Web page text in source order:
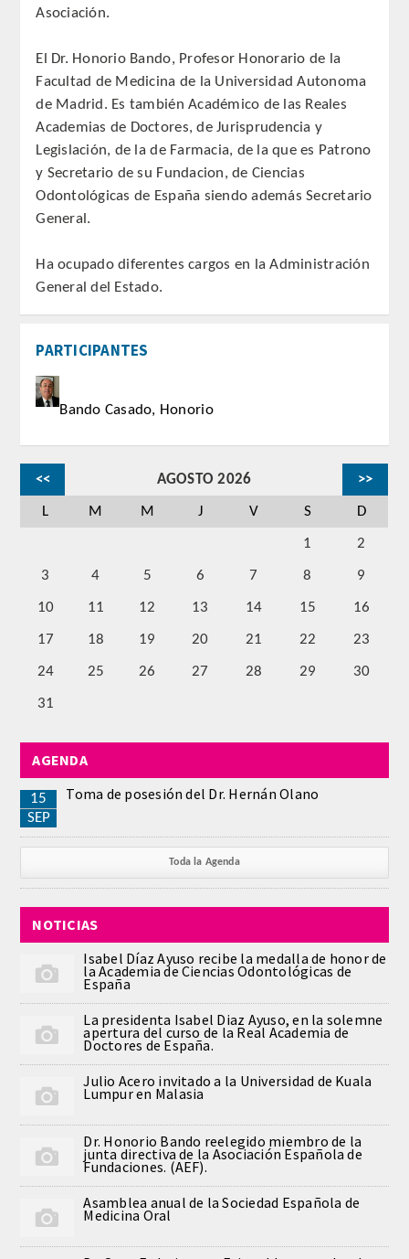
HONOR
CORRESPONDIENTES EXTRANJEROS
HISTÓRICO DE ACADÉMICOS
Correspondientes
Actividades realizadas
Videoteca
DICCIONARIO ODONTOLÓGICO
ANALES
Números anteriores
APERTURA DE CURSO
MONOGRAFÍAS
NEWSLETTER EXTRAORDINARIA
CONVENIOS
Asociación.
El Dr. Honorio Bando, Profesor Honorario de la
Facultad de Medicina de la Universidad Autonoma
de Madrid. Es también Académico de las Reales
Academias de Doctores, de Jurisprudencia y
Legislación, de la de Farmacia, de la que es Patrono
y Secretario de su Fundacion, de Ciencias
Odontológicas de España siendo además Secretario
General.
Ha ocupado diferentes cargos en la Administración
General del Estado.
PARTICIPANTES
Bando Casado, Honorio
<< AGOSTO 2026 >>
L M M J V S D
1 2
3 4 5 6 7 8 9
10 11 12 13 14 15 16
17 18 19 20 21 22 23
24 25 26 27 28 29 30
31
AGENDA
15
SEP
Toma de posesión del Dr. Hernán Olano
Toda la Agenda
NOTICIAS
Isabel Díaz Ayuso recibe la medalla de honor de
la Academia de Ciencias Odontológicas de
España
La presidenta Isabel Diaz Ayuso, en la solemne
apertura del curso de la Real Academia de
Doctores de España.
Julio Acero invitado a la Universidad de Kuala
Lumpur en Malasia
Dr. Honorio Bando reelegido miembro de la
junta directiva de la Asociación Española de
Fundaciones. (AEF).
Asamblea anual de la Sociedad Española de
Medicina Oral